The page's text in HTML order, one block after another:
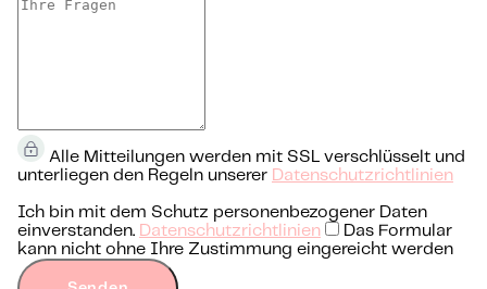
Alle Mitteilungen werden mit SSL verschlüsselt und
unterliegen den Regeln unserer
Datenschutzrichtlinien
Ich bin mit dem Schutz personenbezogener Daten
einverstanden.
Datenschutzrichtlinien
Das Formular
kann nicht ohne Ihre Zustimmung eingereicht werden